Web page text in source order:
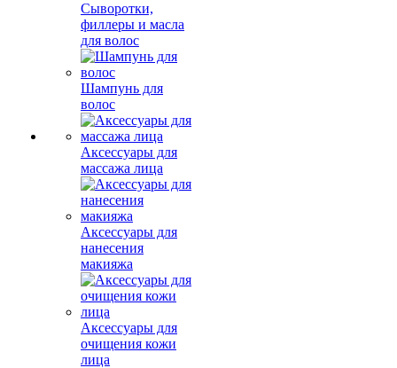
Сыворотки,
филлеры и масла
для волос
Шампунь для
волос
Аксессуары для
массажа лица
Аксессуары для
нанесения
макияжа
Аксессуары для
очищения кожи
лица